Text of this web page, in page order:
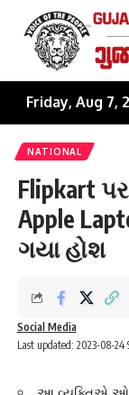
Friday, Aug 7,
NATIONAL
Flipkart
Apple
ગયા હોશ
Last updated: 2023-08-24
Social Media